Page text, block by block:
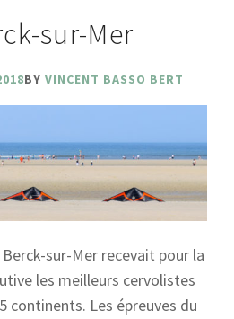
sur-Mer
BY VINCENT BASSO BERT
sur-Mer recevait pour la
les meilleurs cervolistes
continents. Les épreuves du